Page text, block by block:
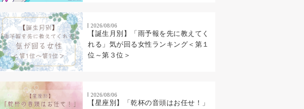
2026/08/06
【誕生月別】「雨予報を先に教えてく
れる」気が回る女性ランキング＜第１
位～第３位＞
2026/08/06
【星座別】「乾杯の音頭はお任せ！」